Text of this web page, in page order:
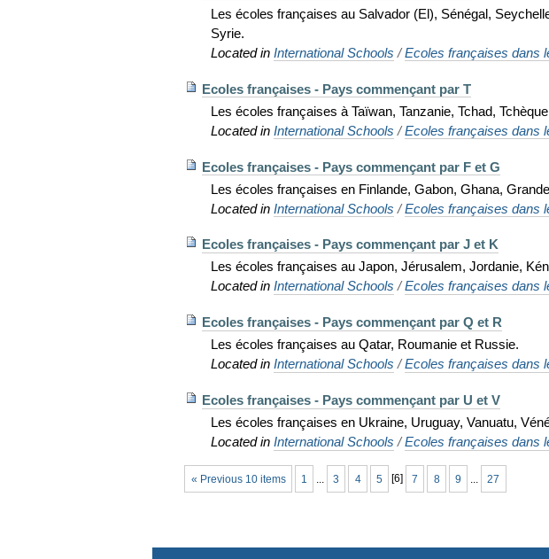
Les écoles françaises au Salvador (El), Sénégal,
Syrie.
Located inInternational Schools /Ecoles françaises dans
Ecoles françaises - Pays commençant par T
Les écoles françaises à Taïwan, Tanzanie, Tchad,
Located inInternational Schools /Ecoles françaises dans
Ecoles françaises - Pays commençant par F et G
Les écoles françaises en Finlande, Gabon, Ghana,
Located inInternational Schools /Ecoles françaises dans
Ecoles françaises - Pays commençant par J et K
Les écoles françaises au Japon, Jérusalem, Jordanie,
Located inInternational Schools /Ecoles françaises dans
Ecoles françaises - Pays commençant par Q et R
Les écoles françaises au Qatar, Roumanie et Russie.
Located inInternational Schools /Ecoles françaises dans
Ecoles françaises - Pays commençant par U et V
Les écoles françaises en Ukraine, Uruguay, Vanuatu,
Located inInternational Schools /Ecoles françaises dans
« Previous 10 items 1 3 4 5 [6] 7 8 9 27